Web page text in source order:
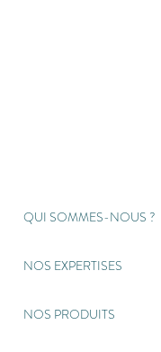
QUI SOMMES-NOUS ?
NOS EXPERTISES
NOS PRODUITS